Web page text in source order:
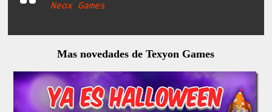
Neox Games
Mas novedades de Texyon Games